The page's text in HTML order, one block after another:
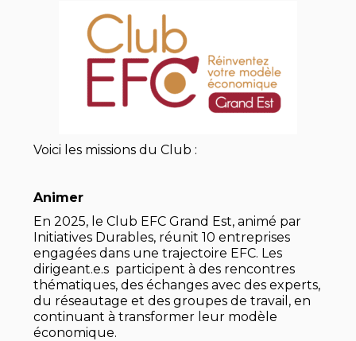
Voici les missions du Club :
Animer
En 2025, le Club EFC Grand Est, animé par
Initiatives Durables, réunit 10 entreprises
engagées dans une trajectoire EFC. Les
dirigeant.e.s participent à des rencontres
thématiques, des échanges avec des experts,
du réseautage et des groupes de travail, en
continuant à transformer leur modèle
économique.